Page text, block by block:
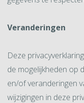
Veranderingen
Deze
de mogelijkheden op
en/of veranderingen
wijzigingen in deze